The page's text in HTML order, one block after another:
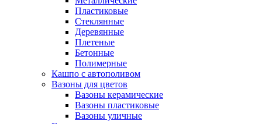
Пластиковые
Стеклянные
Деревянные
Плетеные
Бетонные
Полимерные
Кашпо с автополивом
Вазоны для цветов
Вазоны керамические
Вазоны пластиковые
Вазоны уличные